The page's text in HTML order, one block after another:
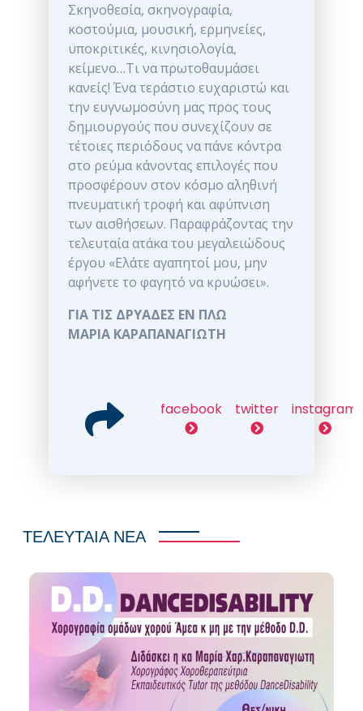
Σκηνοθεσία, σκηνογραφία,
κοστούμια, μουσική, ερμηνείες,
υποκριτικές, κινησιολογία,
κείμενο…Τι να πρωτοθαυμάσει
κανείς! Ένα τεράστιο ευχαριστώ και
την ευγνωμοσύνη μας προς τους
δημιουργούς που συνεχίζουν σε
τέτοιες περιόδους να πάνε κόντρα
στο ρεύμα κάνοντας επιλογές που
προσφέρουν στον κόσμο αληθινή
πνευματική τροφή και αφύπνιση
των αισθήσεων. Παραφράζοντας την
τελευταία ατάκα του μεγαλειώδους
έργου «Ελάτε αγαπητοί μου, μην
αφήνετε το φαγητό να κρυώσει».
ΓΙΑ ΤΙΣ ΔΡΥΑΔΕΣ ΕΝ ΠΛΩ
ΜΑΡΙΑ ΚΑΡΑΠΑΝΑΓΙΩΤΗ
facebook twitter instagram
ΤΕΛΕΥΤΑΙΑ ΝΕΑ